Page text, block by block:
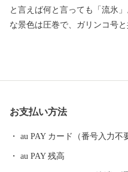
と言えば何と言っても「流氷
な景色は圧巻で、ガリンコ号
ガニの三大ガニのほか、ホタ
お支払い方法
au PAY カード（番号入力不
au PAY 残高